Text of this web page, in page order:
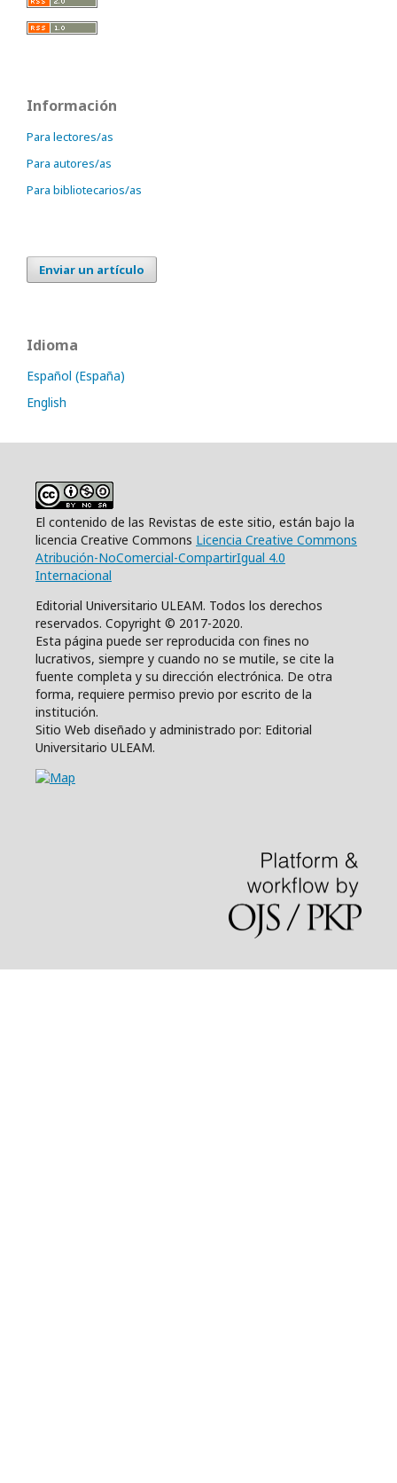
Información
Para lectores/as
Para autores/as
Para bibliotecarios/as
Enviar un artículo
Idioma
Español (España)
English
El contenido de las Revistas de este sitio, están bajo la
licencia Creative Commons Licencia Creative Commons
Atribución-NoComercial-CompartirIgual 4.0
Internacional
Editorial Universitario ULEAM. Todos los derechos
reservados. Copyright © 2017-2020.
Esta página puede ser reproducida con fines no
lucrativos, siempre y cuando no se mutile, se cite la
fuente completa y su dirección electrónica. De otra
forma, requiere permiso previo por escrito de la
institución.
Sitio Web diseñado y administrado por: Editorial
Universitario ULEAM.